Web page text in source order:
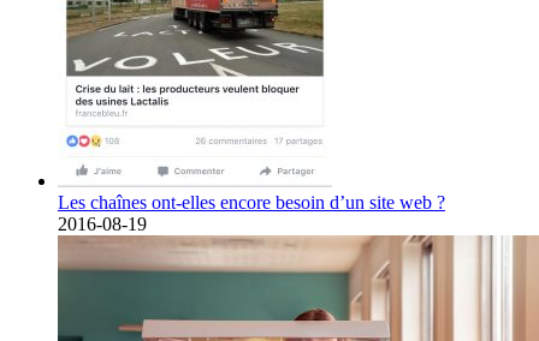
Les chaînes ont-elles encore besoin d’un site web ?
2016-08-19